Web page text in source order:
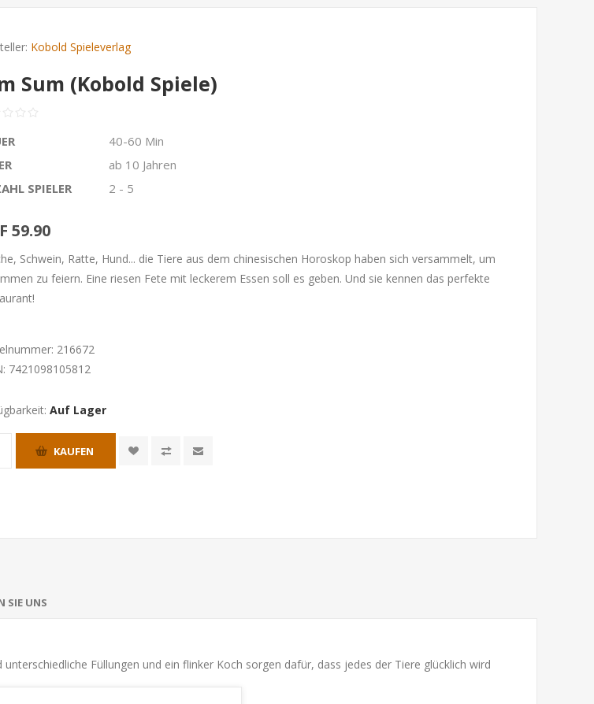
Kobold Spieleverlag
Sum (Kobold Spiele)
40-60 Min
ab 10 Jahren
SPIELER
2 - 5
59.90
Schwein, Ratte, Hund... die Tiere aus dem chinesischen Horoskop haben sich versammelt, um
zu feiern. Eine riesen Fete mit leckerem Essen soll es geben. Und sie kennen das perfekte
216672
7421098105812
Auf Lager
KAUFEN
SIE UNS
Füllungen und ein flinker Koch sorgen dafür, dass jedes der Tiere glücklich wird